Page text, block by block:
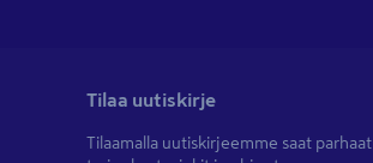
Tilaa uutiskirje
Tilaamalla uutiskirjeemme saat parhaat